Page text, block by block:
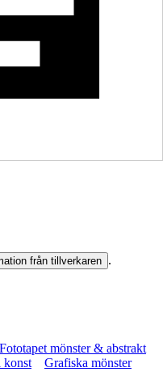
från tillverkaren .
Fototapet mönster & abstrakt
konst
Grafiska mönster